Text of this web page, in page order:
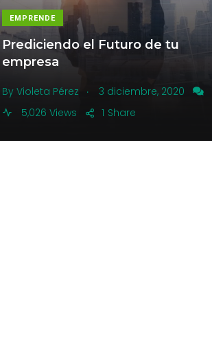
EMPRENDE
Prediciendo el Futuro de tu
empresa
By Violeta Pérez . 3 diciembre, 2020
5,026 Views
Share
1